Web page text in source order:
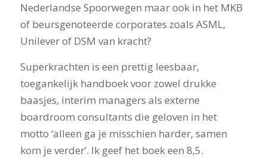
Nederlandse Spoorwegen maar ook in het MKB
of beursgenoteerde corporates zoals ASML,
Unilever of DSM van kracht?
Superkrachten is een prettig leesbaar,
toegankelijk handboek voor zowel drukke
baasjes, interim managers als externe
boardroom consultants die geloven in het
motto ‘alleen ga je misschien harder, samen
kom je verder’. Ik geef het boek een 8,5.